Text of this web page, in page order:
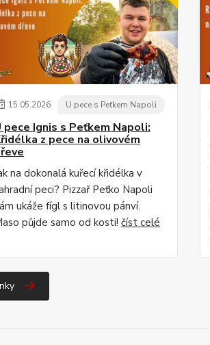
15.05.2026 U pece s Peťkem Napoli
pece Ignis s Peťkem Napoli:
z pece na olivovém
na dokonalá kuřecí křidélka v
peci? Pizzař Peťko Napoli
ukáže fígl s litinovou pánví.
půjde samo od kosti! číst celé